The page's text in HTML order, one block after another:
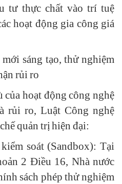
tư thực chất vào trí tuệ
hoạt động gia công giá
sáng tạo, thử nghiệm
rủi ro
của hoạt động công nghệ
rủi ro, Luật Công nghệ
quản trị hiện đại:
soát (Sandbox): Tại
2 Điều 16, Nhà nước
sách phép thử nghiệm